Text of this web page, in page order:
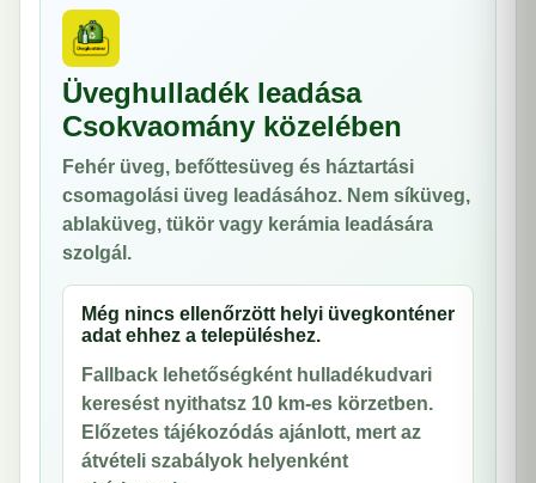
Üveghulladék leadása
Csokvaomány közelében
Fehér üveg, befőttesüveg és háztartási
csomagolási üveg leadásához. Nem síküveg,
ablaküveg, tükör vagy kerámia leadására
szolgál.
Még nincs ellenőrzött helyi üvegkonténer
adat ehhez a településhez.
Fallback lehetőségként hulladékudvari
keresést nyithatsz 10 km-es körzetben.
Előzetes tájékozódás ajánlott, mert az
átvételi szabályok helyenként